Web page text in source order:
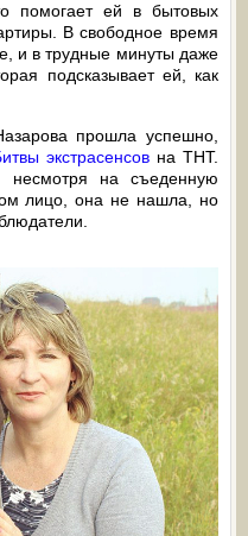
помогает ей в бытовых
В свободное время
и в трудные минуты даже
подсказывает ей, как
прошла успешно,
экстрасенсовна ТНТ.
несмотря на съеденную
лицо, она не нашла, но